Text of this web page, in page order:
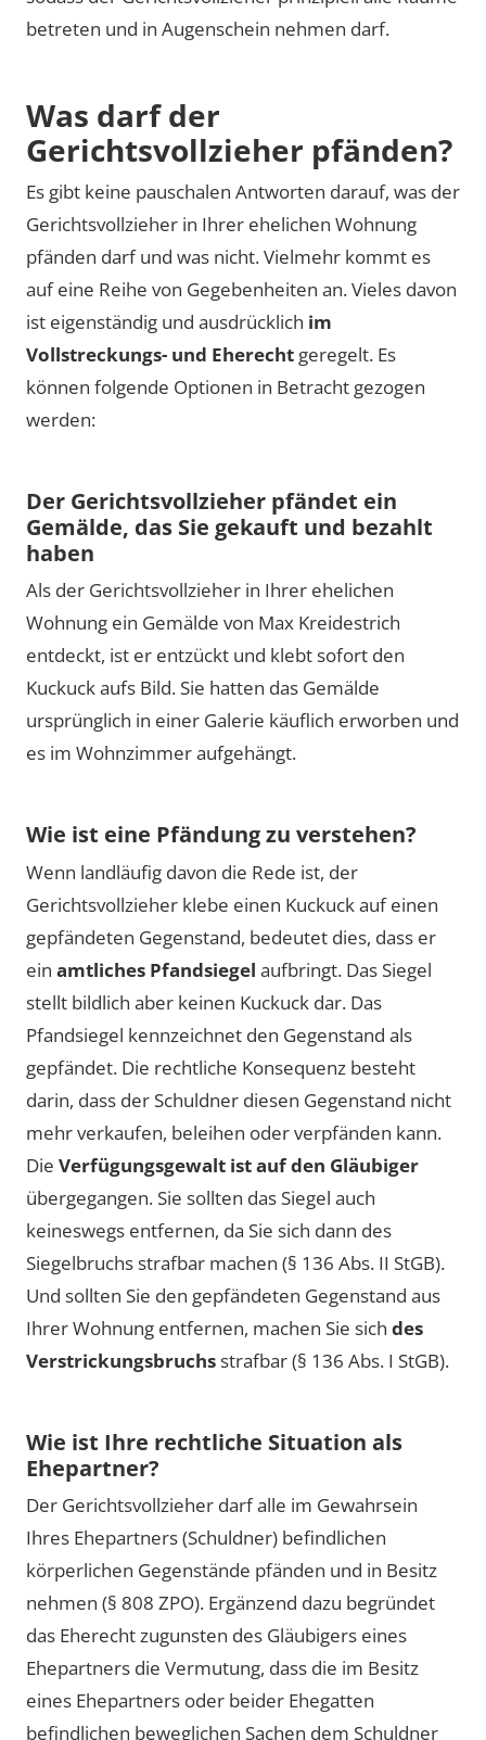
betreten und in Augenschein nehmen darf.
Was darf der
Gerichtsvollzieher pfänden?
Es gibt keine pauschalen Antworten darauf, was der
Gerichtsvollzieher in Ihrer ehelichen Wohnung
pfänden darf und was nicht. Vielmehr kommt es
auf eine Reihe von Gegebenheiten an. Vieles davon
ist eigenständig und ausdrücklich im
Vollstreckungs- und Eherecht geregelt. Es
können folgende Optionen in Betracht gezogen
werden:
Der Gerichtsvollzieher pfändet ein
Gemälde, das Sie gekauft und bezahlt
haben
Als der Gerichtsvollzieher in Ihrer ehelichen
Wohnung ein Gemälde von Max Kreidestrich
entdeckt, ist er entzückt und klebt sofort den
Kuckuck aufs Bild. Sie hatten das Gemälde
ursprünglich in einer Galerie käuflich erworben und
es im Wohnzimmer aufgehängt.
Wie ist eine Pfändung zu verstehen?
Wenn landläufig davon die Rede ist, der
Gerichtsvollzieher klebe einen Kuckuck auf einen
gepfändeten Gegenstand, bedeutet dies, dass er
ein amtliches Pfandsiegel aufbringt. Das Siegel
stellt bildlich aber keinen Kuckuck dar. Das
Pfandsiegel kennzeichnet den Gegenstand als
gepfändet. Die rechtliche Konsequenz besteht
darin, dass der Schuldner diesen Gegenstand nicht
mehr verkaufen, beleihen oder verpfänden kann.
Die Verfügungsgewalt ist auf den Gläubiger
übergegangen. Sie sollten das Siegel auch
keineswegs entfernen, da Sie sich dann des
Siegelbruchs strafbar machen (§ 136 Abs. II StGB).
Und sollten Sie den gepfändeten Gegenstand aus
Ihrer Wohnung entfernen, machen Sie sich des
Verstrickungsbruchsstrafbar (§ 136 Abs. I StGB).
Wie ist Ihre rechtliche Situation als
Ehepartner?
Der Gerichtsvollzieher darf alle im Gewahrsein
Ihres Ehepartners (Schuldner) befindlichen
körperlichen Gegenstände pfänden und in Besitz
nehmen (§ 808 ZPO). Ergänzend dazu begründet
das Eherecht zugunsten des Gläubigers eines
Ehepartners die Vermutung, dass die im Besitz
eines Ehepartners oder beider Ehegatten
befindlichen beweglichen Sachen dem Schuldner